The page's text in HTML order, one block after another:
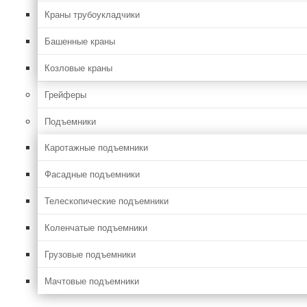
Краны трубоукладчики
Башенные краны
Козловые краны
Грейферы
Подъемники
Каротажные подъемники
Фасадные подъемники
Телескопические подъемники
Коленчатые подъемники
Грузовые подъемники
Мачтовые подъемники